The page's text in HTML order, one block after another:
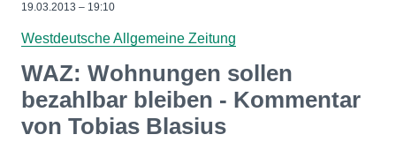
19.03.2013 – 19:10
Westdeutsche Allgemeine Zeitung
WAZ: Wohnungen sollen
bezahlbar bleiben - Kommentar
von Tobias Blasius